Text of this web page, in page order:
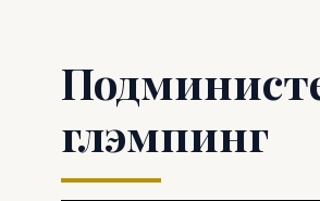
глэмпинг